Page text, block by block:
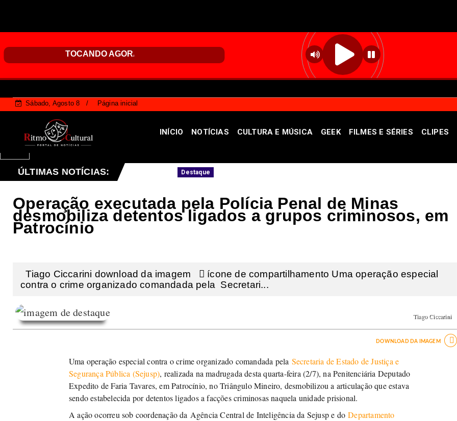
Sábado, Agosto 8 Página inicial
INÍCIO NOTÍCIAS CULTURA E MÚSICA GEEK FILMES E SÉRIES CLIPES
ÚLTIMAS NOTÍCIAS:
neste fim de semana Nota Legal: contribuinte tem até 4 de setembro para regularizar
Operação executada pela Polícia Penal de Minas
desmobiliza detentos ligados a grupos criminosos, em
Patrocínio
Tiago Ciccarini download da imagem  ícone de compartilhamento Uma operação especial
contra o crime organizado comandada pela Secretari...
Tiago Ciccarini
DOWNLOAD DA IMAGEM 
Uma operação especial contra o crime organizado comandada pela Secretaria de Estado de Justiça e
Segurança Pública (Sejusp), realizada na madrugada desta quarta-feira (2/7), na Penitenciária Deputado
Expedito de Faria Tavares, em Patrocínio, no Triângulo Mineiro, desmobilizou a articulação que estava
sendo estabelecida por detentos ligados a facções criminosas naquela unidade prisional.
A ação ocorreu sob coordenação da Agência Central de Inteligência da Sejusp e doDepartamento